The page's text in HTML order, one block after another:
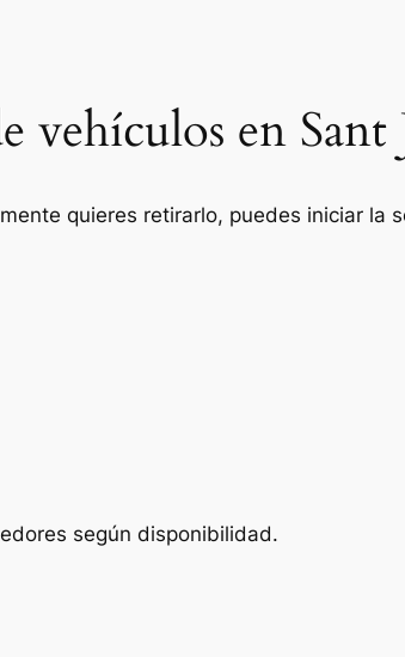
vehículos en Sant
quieres retirarlo, puedes iniciar la
según disponibilidad.